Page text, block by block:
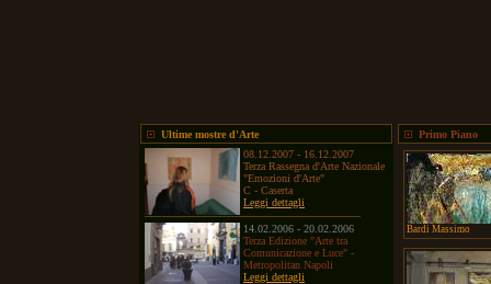
Ultime mostre d'Arte
08.12.2007 - 16.12.2007
Terza Rassegna d'Arte Nazionale
"Emozioni d'Arte"
C - Caserta
Leggi dettagli
14.02.2006 - 20.02.2006
Terza Edizione "Arte tra
Comunicazione e Luce" -
Metropolitan Napoli
Leggi dettagli
Primo Piano
Bardi Massimo